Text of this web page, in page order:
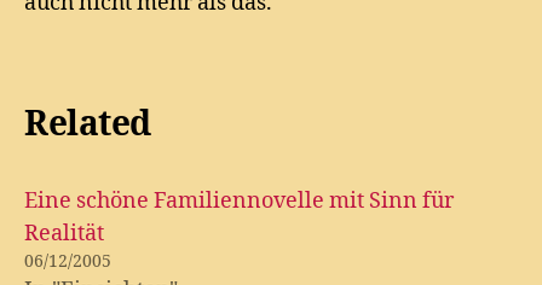
Related
Eine schöne Familiennovelle mit Sinn für
Realität
06/12/2005